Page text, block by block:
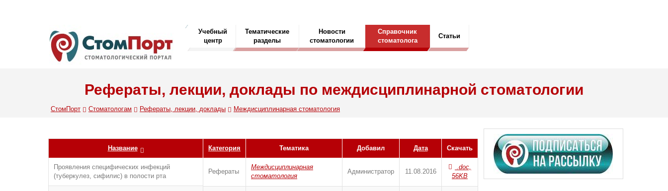
Учебный
центр
Тематические
разделы
Новости
стоматологии
Справочник
стоматолога
Статьи
Рефераты, лекции, доклады по междисциплинарной стоматологии
СтомПорт Стоматологам Рефераты, лекции, доклады Междисциплинарная стоматология
Название Категория Тематика Добавил Дата Скачать
Проявления специфических инфекций
(туберкулез, сифилис) в полости рта
Рефераты
Междисциплинарная
стоматология
Администратор 11.08.2016
.doc,
56KB